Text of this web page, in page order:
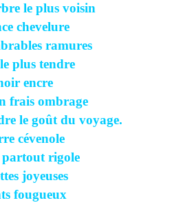
le plus voisin
chevelure
ramures
plus tendre
encre
frais ombrage
le goût du voyage.
cévenole
rigole
joyeuses
fougueux